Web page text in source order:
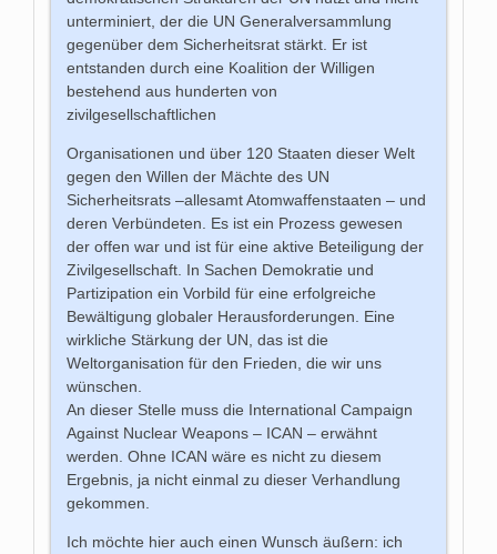
unterminiert, der die UN Generalversammlung
gegenüber dem Sicherheitsrat stärkt. Er ist
entstanden durch eine Koalition der Willigen
bestehend aus hunderten von
zivilgesellschaftlichen
Organisationen und über 120 Staaten dieser Welt
gegen den Willen der Mächte des UN
Sicherheitsrats –allesamt Atomwaffenstaaten – und
deren Verbündeten. Es ist ein Prozess gewesen
der offen war und ist für eine aktive Beteiligung der
Zivilgesellschaft. In Sachen Demokratie und
Partizipation ein Vorbild für eine erfolgreiche
Bewältigung globaler Herausforderungen. Eine
wirkliche Stärkung der UN, das ist die
Weltorganisation für den Frieden, die wir uns
wünschen.
An dieser Stelle muss die International Campaign
Against Nuclear Weapons – ICAN – erwähnt
werden. Ohne ICAN wäre es nicht zu diesem
Ergebnis, ja nicht einmal zu dieser Verhandlung
gekommen.
Ich möchte hier auch einen Wunsch äußern: ich